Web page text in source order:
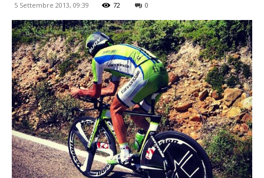
5 Settembre 2013, 09:39 72 0